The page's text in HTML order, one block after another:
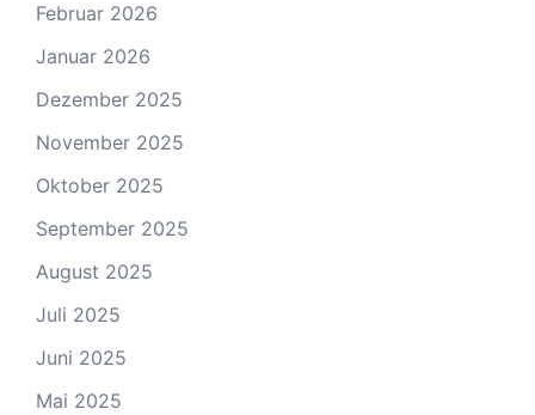
Februar 2026
Januar 2026
Dezember 2025
November 2025
Oktober 2025
September 2025
August 2025
Juli 2025
Juni 2025
Mai 2025